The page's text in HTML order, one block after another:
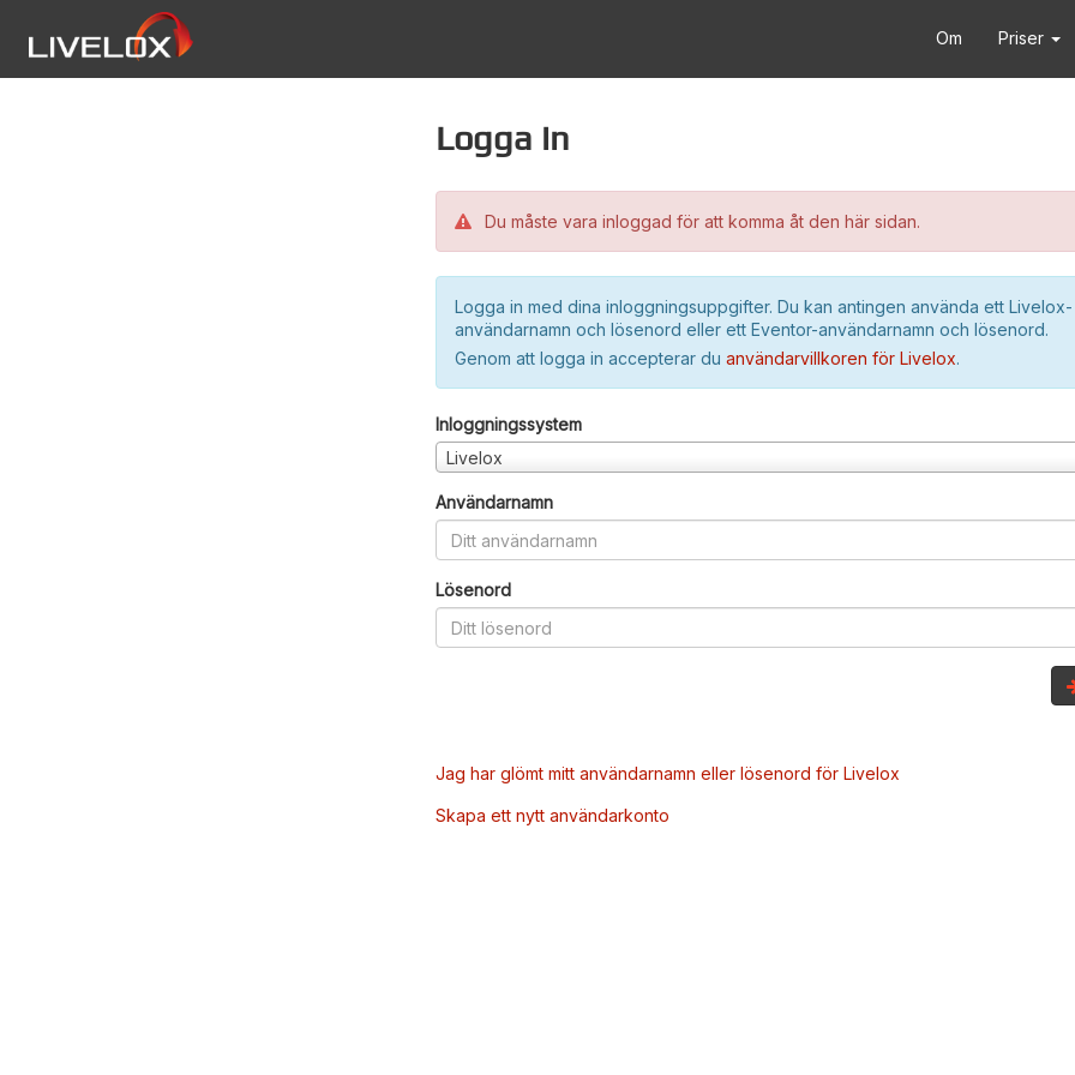
Om Priser
Logga in
Du måste vara inloggad för att komma åt den här sidan.
Logga in med dina inloggningsuppgifter. Du kan antingen använda ett Livelox-
användarnamn och lösenord eller ett Eventor-användarnamn och lösenord.
Genom att logga in accepterar du användarvillkoren för Livelox.
Inloggningssystem
Livelox
Användarnamn
Lösenord
Jag har glömt mitt användarnamn eller lösenord för Livelox
Skapa ett nytt användarkonto